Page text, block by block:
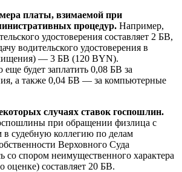
платы, взимаемой при
процедур. Например,
удостоверения составляет 2 БВ,
водительского удостоверения в
— 3 БВ (120 BYN).
будет заплатить 0,08 БВ за
а также 0,04 БВ — за компьютерные
случаях ставок госпошлин.
при обращении физлица с
в судебную коллегию по делам
Верховного Суда
со спором неимущественного характера
оценке) составляет 20 БВ.